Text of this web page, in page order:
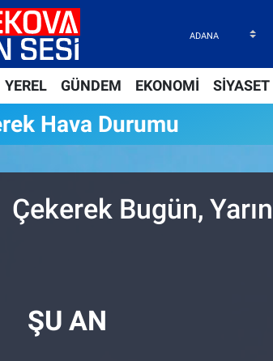
YEREL GÜNDEM EKONOMİ SİYASET
Hava Durumu
Çekerek Bugün,
ŞU AN
Haritası